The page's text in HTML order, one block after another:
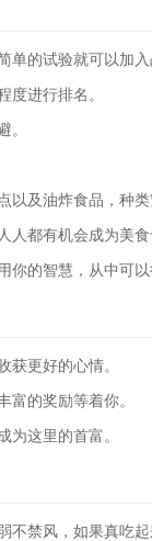
单的试验就可以加入
度进行排名。
。
以及油炸食品，种类
人都有机会成为美食
的智慧，从中可以
获更好的心情。
富的奖励等着你。
为这里的首富。
不禁风，如果真吃